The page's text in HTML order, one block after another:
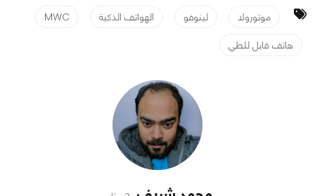
موتورولا لينوفو الهواتف الذكية
MWC
هاتف قابل للطي